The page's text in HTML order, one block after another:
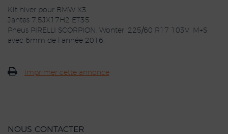
Kit hiver pour BMW X3.
Jantes 7,5JX17H2 ET35
Pneus PIRELLI SCORPION, Wonter, 225/60 R17 103V, M+S,
avec 6mm de l’année 2016.
Imprimer cette annonce
NOUS CONTACTER